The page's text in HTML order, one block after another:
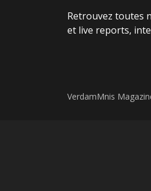
Retrouvez toutes
et live reports,
VerdamMnis